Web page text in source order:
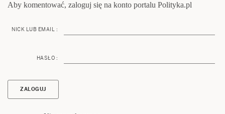
Aby komentować, zaloguj się na konto portalu Polityka.pl
NICK LUB EMAIL :
HASŁO :